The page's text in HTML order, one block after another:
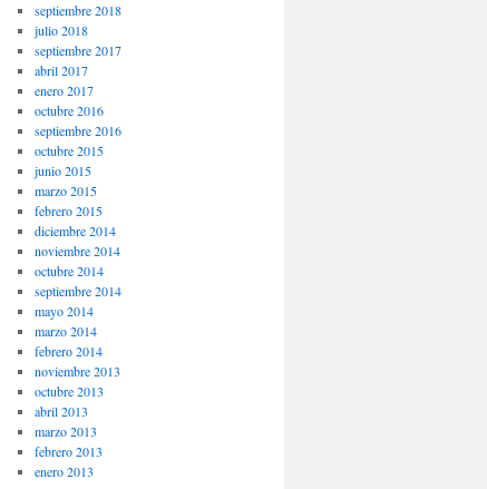
septiembre 2018
julio 2018
septiembre 2017
abril 2017
enero 2017
octubre 2016
septiembre 2016
octubre 2015
junio 2015
marzo 2015
febrero 2015
diciembre 2014
noviembre 2014
octubre 2014
septiembre 2014
mayo 2014
marzo 2014
febrero 2014
noviembre 2013
octubre 2013
abril 2013
marzo 2013
febrero 2013
enero 2013